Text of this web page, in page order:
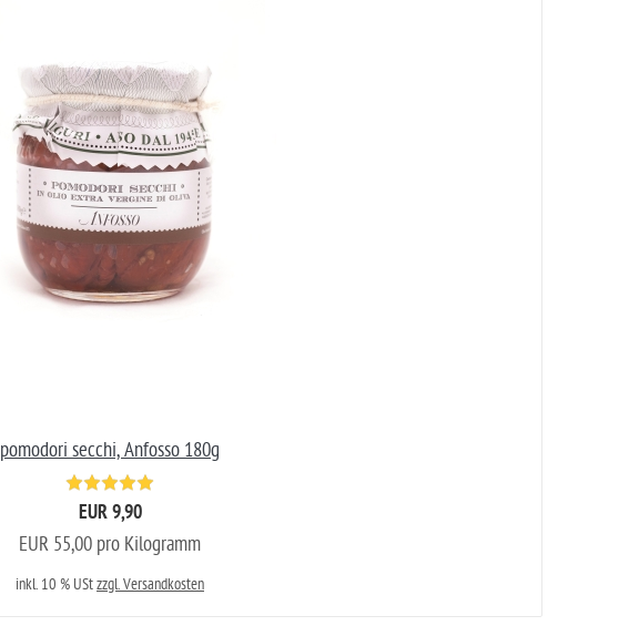
pomodori secchi, Anfosso 180g
EUR 9,90
EUR 55,00 pro Kilogramm
inkl. 10 % UStzzgl. Versandkosten